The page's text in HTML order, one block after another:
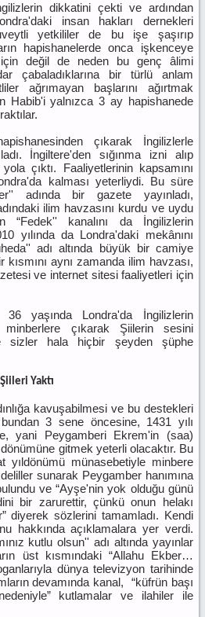
dikkatini çekti ve ardından
insan hakları dernekleri
yetkililer de bu işe şaşırıp
hapishanelerde onca işkenceye
değil de neden bu genç âlimi
çabaladıklarına bir türlü anlam
ağrımayan başlarını ağırtmak
Habib'i yalnızca 3 ay hapishanede
çıkarak İngilizlerle
İngiltere'den sığınma izni alıp
çıktı. Faaliyetlerinin kapsamını
kalması yeterliydi. Bu süre
adında bir gazete yayınladı,
ilim havzasını kurdu ve uydu
“Fedek'' kanalını da İngilizlerin
yılında da Londra'daki mekânını
adı altında büyük bir camiye
kısmını aynı zamanda ilim havzası,
ve internet sitesi faaliyetleri için
yaşında Londra'da İngilizlerin
çıkarak Şiilerin sesini
sizler hala hiçbir şeyden şüphe
Yaktı
kavuşabilmesi ve bu destekleri
3 sene öncesine, 1431 yılı
yani Peygamberi Ekrem'in (saa)
dönümüne gitmek yeterli olacaktır. Bu
yıldönümü münasebetiyle minbere
sunarak Peygamber hanımına
ve “Ayşe'nin yok olduğu günü
bir zarurettir, çünkü onun helakı
diyerek sözlerini tamamladı. Kendi
hakkında açıklamalara yer verdi.
kutlu olsun'' adı altında yayınlar
üst kısmındaki “Allahu Ekber…
dünya televizyon tarihinde
devamında kanal, “küfrün başı
kutlamalar ve ilahiler ile